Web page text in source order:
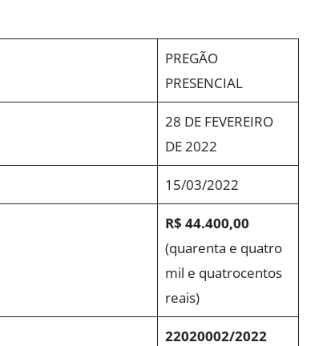
Jucurutu
PREGÃO
PRESENCIAL
28 DE FEVEREIRO
DE 2022
15/03/2022
R$ 44.400,00
(quarenta e quatro
mil e quatrocentos
reais)
22020002/2022